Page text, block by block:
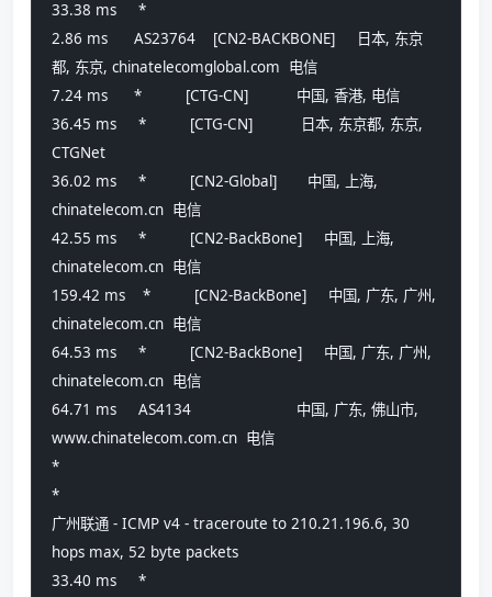
33.38 ms     *
2.86 ms      AS23764    [CN2-BACKBONE]     日本, 东京
都, 东京, chinatelecomglobal.com  电信
7.24 ms      *          [CTG-CN]           中国, 香港, 电信
36.45 ms     *          [CTG-CN]           日本, 东京都, 东京,
CTGNet
36.02 ms     *          [CN2-Global]       中国, 上海,
chinatelecom.cn  电信
42.55 ms     *          [CN2-BackBone]     中国, 上海,
chinatelecom.cn  电信
159.42 ms    *          [CN2-BackBone]     中国, 广东, 广州,
chinatelecom.cn  电信
64.53 ms     *          [CN2-BackBone]     中国, 广东, 广州,
chinatelecom.cn  电信
64.71 ms     AS4134                        中国, 广东, 佛山市,
www.chinatelecom.com.cn  电信
*
*
广州联通 - ICMP v4 - traceroute to 210.21.196.6, 30
hops max, 52 byte packets
33.40 ms     *